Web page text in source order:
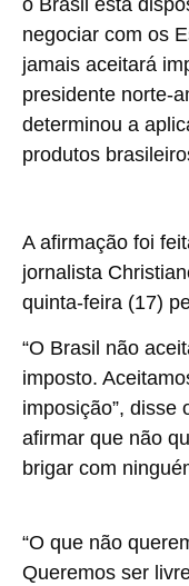
o Brasil está
negociar com os
jamais aceitará
presidente norte-
determinou a
produtos
A afirmação foi
jornalista
quinta-feira (17)
“O Brasil não
imposto.
imposição”, disse
afirmar que não
brigar com
“O que não
Queremos ser